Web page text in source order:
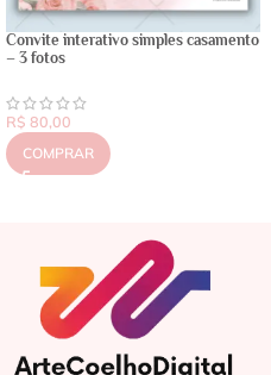
Convite interativo simples casamento
– 3 fotos
R$ 80,00
COMPRAR